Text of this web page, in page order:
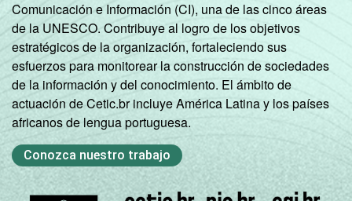
1.000
matrículas
ESCOLA COM
INTERNET E
COMPUTADOR
PARA USO DOS
ALUNOS
Sim
Não
informação
da escola
Comunicación e Información (CI), una de las cinco áreas
de la UNESCO. Contribuye al logro de los objetivos
estratégicos de la organización, fortaleciendo sus
esfuerzos para monitorear la construcción de sociedades
de la información y del conocimiento. El ámbito de
actuación de Cetic.br incluye América Latina y los países
africanos de lengua portuguesa.
Conozca nuestro trabajo